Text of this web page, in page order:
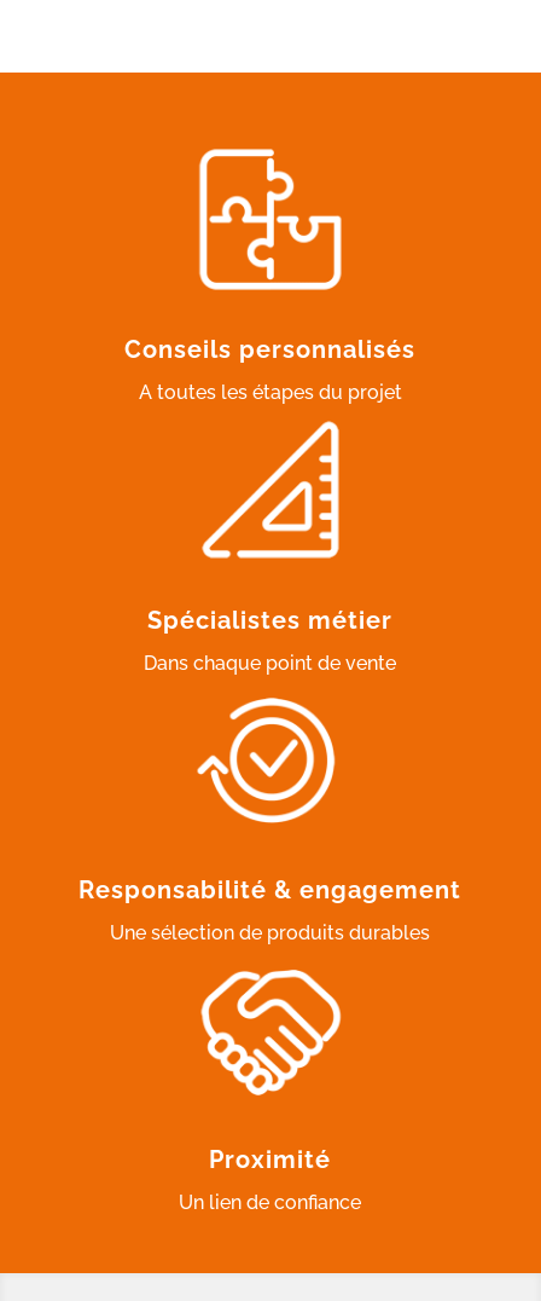
Conseils personnalisés
A toutes les étapes du projet
Spécialistes métier
Dans chaque point de vente
Responsabilité & engagement
Une sélection de produits durables
Proximité
Un lien de confiance